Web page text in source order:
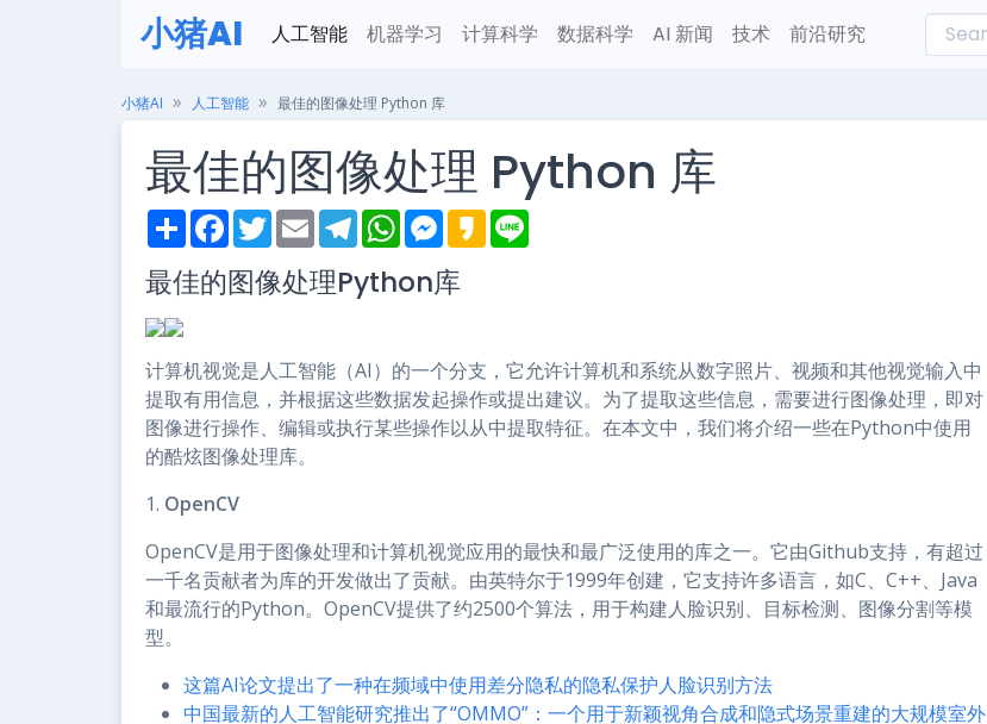
小猪AI 人工智能 机器学习 计算科学 数据科学 AI 新闻 技术 前沿研究
小猪AI 人工智能 最佳的图像处理 Python 库
最佳的图像处理 Python 库
S
h
r
e
F
a
e
b
T
w
t
t
E
m
i
l
T
e
e
g
W
h
t
s
M
e
s
e
r
K
a
最佳的图像处理Python库
计算机视觉是人工智能（AI）的一个分支，它允许计算机和系统从数字照片、视频和其他视觉输入中
提取有用信息，并根据这些数据发起操作或提出建议。为了提取这些信息，需要进行图像处理，即对
图像进行操作、编辑或执行某些操作以从中提取特征。在本文中，我们将介绍一些在Python中使用
的酷炫图像处理库。
1. OpenCV
OpenCV是用于图像处理和计算机视觉应用的最快和最广泛使用的库之一。它由Github支持，有超过
一千名贡献者为库的开发做出了贡献。由英特尔于1999年创建，它支持许多语言，如C、C++、Java
和最流行的Python。OpenCV提供了约2500个算法，用于构建人脸识别、目标检测、图像分割等模
型。
这篇AI论文提出了一种在频域中使用差分隐私的隐私保护人脸识别方法
中国最新的人工智能研究推出了“OMMO”：一个用于新颖视角合成和隐式场景重建的大规模室外